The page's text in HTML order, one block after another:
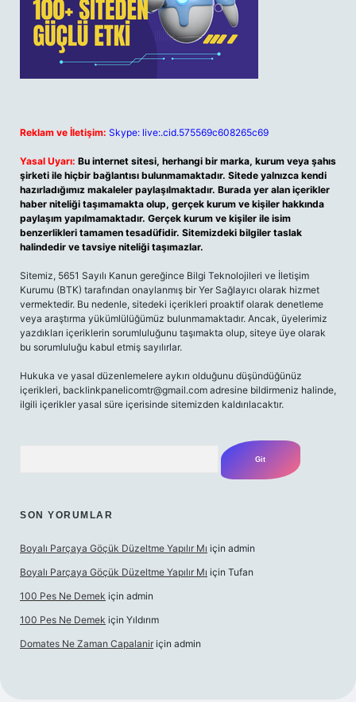
Reklam ve İletişim: Skype: live:.cid.575569c608265c69
Yasal Uyarı: Bu internet sitesi, herhangi bir marka, kurum veya şahıs
şirketi ile hiçbir bağlantısı bulunmamaktadır. Sitede yalnızca kendi
hazırladığımız makaleler paylaşılmaktadır. Burada yer alan içerikler
haber niteliği taşımamakta olup, gerçek kurum ve kişiler hakkında
paylaşım yapılmamaktadır. Gerçek kurum ve kişiler ile isim
benzerlikleri tamamen tesadüfidir. Sitemizdeki bilgiler taslak
halindedir ve tavsiye niteliği taşımazlar.
Sitemiz, 5651 Sayılı Kanun gereğince Bilgi Teknolojileri ve İletişim
Kurumu (BTK) tarafından onaylanmış bir Yer Sağlayıcı olarak hizmet
vermektedir. Bu nedenle, sitedeki içerikleri proaktif olarak denetleme
veya araştırma yükümlülüğümüz bulunmamaktadır. Ancak, üyelerimiz
yazdıkları içeriklerin sorumluluğunu taşımakta olup, siteye üye olarak
bu sorumluluğu kabul etmiş sayılırlar.
Hukuka ve yasal düzenlemelere aykırı olduğunu düşündüğünüz
içerikleri, backlinkpanelicomtr@gmail.com adresine bildirmeniz halinde,
ilgili içerikler yasal süre içerisinde sitemizden kaldırılacaktır.
SON YORUMLAR
Boyalı Parçaya Göçük Düzeltme Yapılır Mı için admin
Boyalı Parçaya Göçük Düzeltme Yapılır Mı için Tufan
100 Pes Ne Demek için admin
100 Pes Ne Demek için Yıldırım
Domates Ne Zaman Capalanir için admin